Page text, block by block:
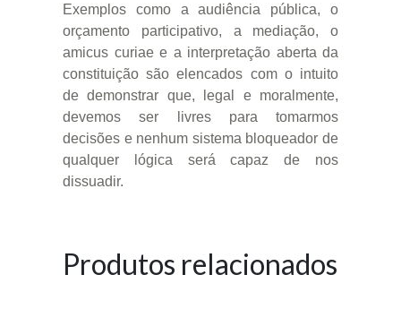
Exemplos como a audiência pública, o
orçamento participativo, a mediação, o
amicus curiae e a interpretação aberta da
constituição são elencados com o intuito
de demonstrar que, legal e moralmente,
devemos ser livres para tomarmos
decisões e nenhum sistema bloqueador de
qualquer lógica será capaz de nos
dissuadir.
Produtos relacionados